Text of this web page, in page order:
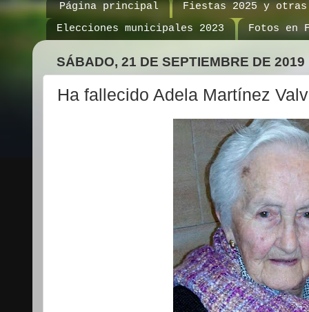
Página principal
Fiestas 2025 y otras
Elecciones municipales 2023
Fotos en
SÁBADO, 21 DE SEPTIEMBRE DE 2019
Ha fallecido Adela Martínez